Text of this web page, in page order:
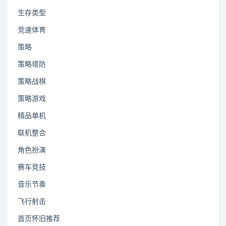
生存类型
竞速体育
策略
策略塔防
策略战棋
策略游戏
精品单机
联机整合
角色扮演
赛车竞技
音乐节奏
飞行射击
首页怀旧推荐